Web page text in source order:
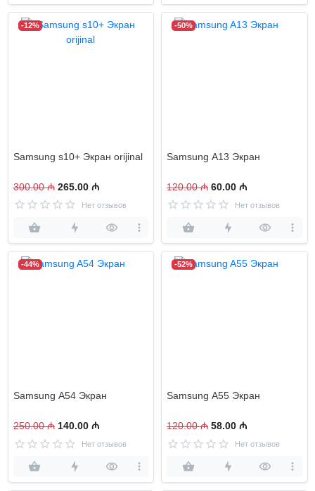
-12%
Samsung s10+ Экран orijinal
300.00 ₼ 265.00 ₼
Нет отзывов
-50%
Samsung A13 Экран
120.00 ₼ 60.00 ₼
Нет отзывов
-44%
Samsung A54 Экран
250.00 ₼ 140.00 ₼
Нет отзывов
-52%
Samsung A55 Экран
120.00 ₼ 58.00 ₼
Нет отзывов